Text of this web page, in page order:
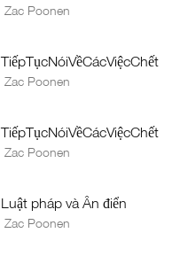
Zac Poonen
TiếpTụcNóiVềCácViệcChết
Zac Poonen
TiếpTụcNóiVềCácViệcChết
Zac Poonen
Luật pháp và Ân điển
Zac Poonen